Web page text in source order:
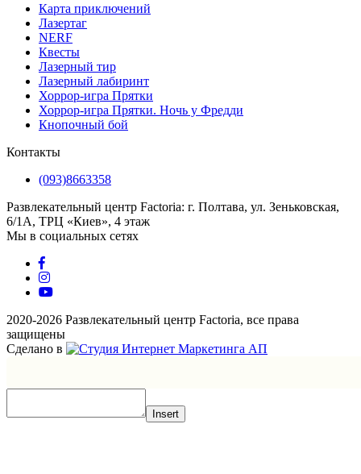
Карта приключений
Лазертаг
NERF
Квесты
Лазерный тир
Лазерный лабиринт
Хоррор-игра Прятки
Хоррор-игра Прятки. Ночь у Фредди
Кнопочный бой
Контакты
(093)8663358
Развлекательный центр Factoria: г. Полтава, ул. Зеньковская,
6/1А, ТРЦ «Киев», 4 этаж
Мы в социальных сетях
2020-2026 Развлекательный центр Factoria, все права
защищены
Сделано в
Insert